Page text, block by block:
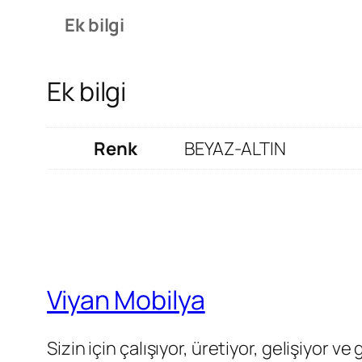
Ek bilgi
Ek bilgi
Renk BEYAZ-ALTIN
Viyan Mobilya
Sizin için çalışıyor, üretiyor, gelişiyor